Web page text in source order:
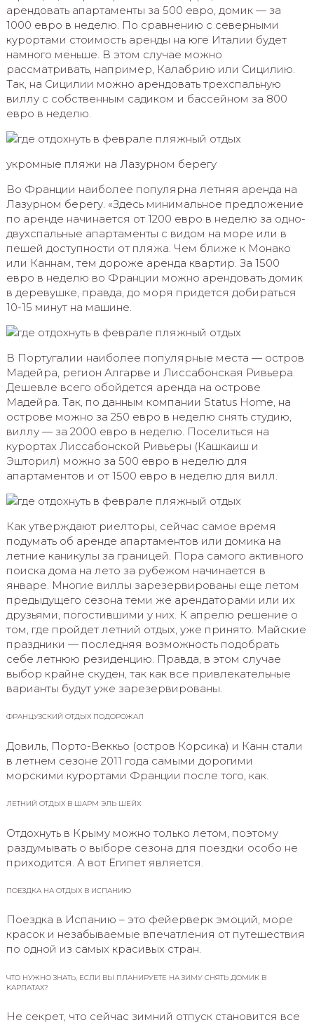
арендовать апартаменты за 500 евро, домик — за
1000 евро в неделю. По сравнению с северными
курортами стоимость аренды на юге Италии будет
намного меньше. В этом случае можно
рассматривать, например, Калабрию или Сицилию.
Так, на Сицилии можно арендовать трехспальную
виллу с собственным садиком и бассейном за 800
евро в неделю.
укромные пляжи на Лазурном берегу
Во Франции наиболее популярна летняя аренда на
Лазурном берегу. «Здесь минимальное предложение
по аренде начинается от 1200 евро в неделю за одно-
двухспальные апартаменты с видом на море или в
пешей доступности от пляжа. Чем ближе к Монако
или Каннам, тем дороже аренда квартир. За 1500
евро в неделю во Франции можно арендовать домик
в деревушке, правда, до моря придется добираться
10-15 минут на машине.
В Португалии наиболее популярные места — остров
Мадейра, регион Алгарве и Лиссабонская Ривьера.
Дешевле всего обойдется аренда на острове
Мадейра. Так, по данным компании Status Home, на
острове можно за 250 евро в неделю снять студию,
виллу — за 2000 евро в неделю. Поселиться на
курортах Лиссабонской Ривьеры (Кашкаиш и
Эшторил) можно за 500 евро в неделю для
апартаментов и от 1500 евро в неделю для вилл.
Как утверждают риелторы, сейчас самое время
подумать об аренде апартаментов или домика на
летние каникулы за границей. Пора самого активного
поиска дома на лето за рубежом начинается в
январе. Многие виллы зарезервированы еще летом
предыдущего сезона теми же арендаторами или их
друзьями, погостившими у них. К апрелю решение о
том, где пройдет летний отдых, уже принято. Майские
праздники — последняя возможность подобрать
себе летнюю резиденцию. Правда, в этом случае
выбор крайне скуден, так как все привлекательные
варианты будут уже зарезервированы.
ФРАНЦУЗСКИЙ ОТДЫХ ПОДОРОЖАЛ
Довиль, Порто-Веккьо (остров Корсика) и Канн стали
в летнем сезоне 2011 года самыми дорогими
морскими курортами Франции после того, как.
ЛЕТНИЙ ОТДЫХ В ШАРМ ЭЛЬ ШЕЙХ
Отдохнуть в Крыму можно только летом, поэтому
раздумывать о выборе сезона для поездки особо не
приходится. А вот Египет является.
ПОЕЗДКА НА ОТДЫХ В ИСПАНИЮ
Поездка в Испанию – это фейерверк эмоций, море
красок и незабываемые впечатления от путешествия
по одной из самых красивых стран.
ЧТО НУЖНО ЗНАТЬ, ЕСЛИ ВЫ ПЛАНИРУЕТЕ НА ЗИМУ СНЯТЬ ДОМИК В
КАРПАТАХ?
Не секрет, что сейчас зимний отпуск становится все